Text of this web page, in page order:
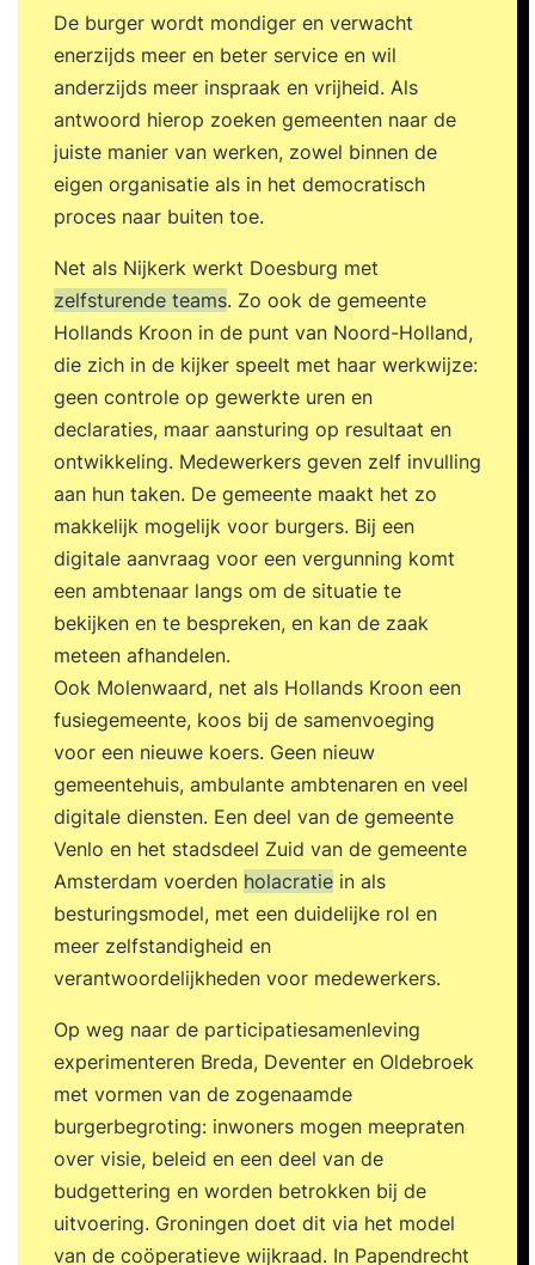
De burger wordt mondiger en verwacht
enerzijds meer en beter service en wil
anderzijds meer inspraak en vrijheid. Als
antwoord hierop zoeken gemeenten naar de
juiste manier van werken, zowel binnen de
eigen organisatie als in het democratisch
proces naar buiten toe.
Net als Nijkerk werkt Doesburg met
zelfsturende teams. Zo ook de gemeente
Hollands Kroon in de punt van Noord-Holland,
die zich in de kijker speelt met haar werkwijze:
geen controle op gewerkte uren en
declaraties, maar aansturing op resultaat en
ontwikkeling. Medewerkers geven zelf invulling
aan hun taken. De gemeente maakt het zo
makkelijk mogelijk voor burgers. Bij een
digitale aanvraag voor een vergunning komt
een ambtenaar langs om de situatie te
bekijken en te bespreken, en kan de zaak
meteen afhandelen.
Ook Molenwaard, net als Hollands Kroon een
fusiegemeente, koos bij de samenvoeging
voor een nieuwe koers. Geen nieuw
gemeentehuis, ambulante ambtenaren en veel
digitale diensten. Een deel van de gemeente
Venlo en het stadsdeel Zuid van de gemeente
Amsterdam voerden holacratie in als
besturingsmodel, met een duidelijke rol en
meer zelfstandigheid en
verantwoordelijkheden voor medewerkers.
Op weg naar de participatiesamenleving
experimenteren Breda, Deventer en Oldebroek
met vormen van de zogenaamde
burgerbegroting: inwoners mogen meepraten
over visie, beleid en een deel van de
budgettering en worden betrokken bij de
uitvoering. Groningen doet dit via het model
van de coöperatieve wijkraad. In Papendrecht